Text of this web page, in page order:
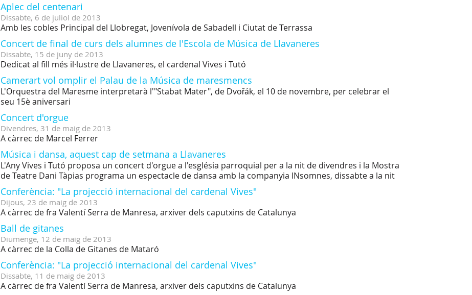
Aplec del centenari
Dissabte, 6 de juliol de 2013
Amb les cobles Principal del Llobregat, Jovenívola de Sabadell i Ciutat de Terrassa
Concert de final de curs dels alumnes de l'Escola de Música de Llavaneres
Dissabte, 15 de juny de 2013
Dedicat al fill més il·lustre de Llavaneres, el cardenal Vives i Tutó
Camerart vol omplir el Palau de la Música de maresmencs
L'Orquestra del Maresme interpretarà l'"Stabat Mater", de Dvořák, el 10 de novembre, per celebrar el
seu 15è aniversari
Concert d'orgue
Divendres, 31 de maig de 2013
A càrrec de Marcel Ferrer
Música i dansa, aquest cap de setmana a Llavaneres
L'Any Vives i Tutó proposa un concert d'orgue a l'església parroquial per a la nit de divendres i la Mostra
de Teatre Dani Tàpias programa un espectacle de dansa amb la companyia INsomnes, dissabte a la nit
Conferència: "La projecció internacional del cardenal Vives"
Dijous, 23 de maig de 2013
A càrrec de fra Valentí Serra de Manresa, arxiver dels caputxins de Catalunya
Ball de gitanes
Diumenge, 12 de maig de 2013
A càrrec de la Colla de Gitanes de Mataró
Conferència: "La projecció internacional del cardenal Vives"
Dissabte, 11 de maig de 2013
A càrrec de fra Valentí Serra de Manresa, arxiver dels caputxins de Catalunya